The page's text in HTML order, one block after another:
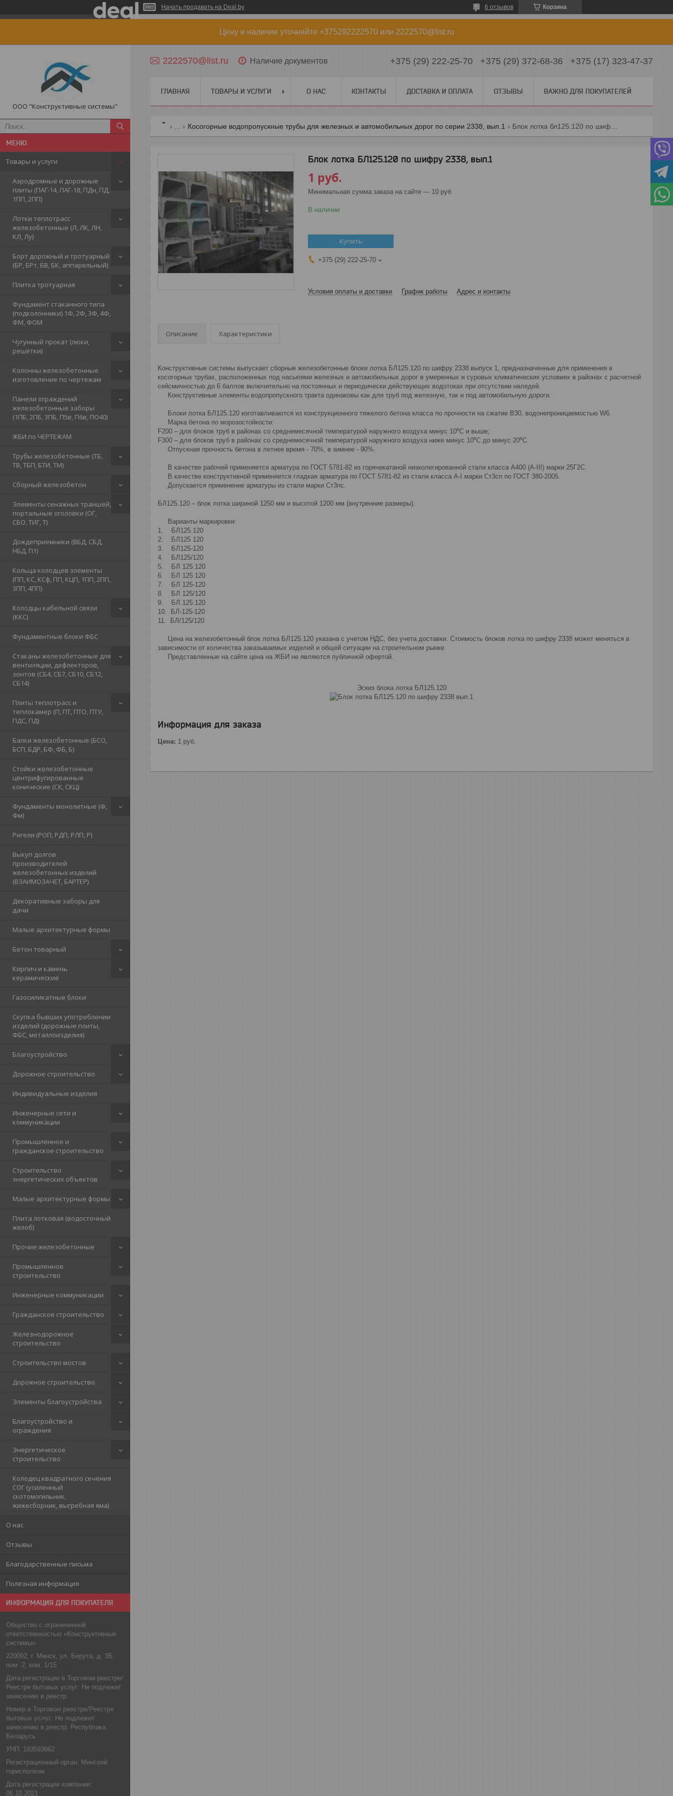
Начать продавать на Deal.by Корзина
6 отзывов
Цену и наличие уточняйте +375292222570 или 2222570@list.ru
ООО "Конструктивные системы"
Товары и услуги
Аэродромные и дорожные
плиты (ПАГ-14, ПАГ-18, ПДн, ПД,
1ПП, 2ПП)
Лотки теплотрасс
железобетонные (Л, ЛК, ЛН,
КЛ, Лу)
Борт дорожный и тротуарный
(БР, БРт, БВ, БК, аппарельный)
Плитка тротуарная
Фундамент стаканного типа
(подколонники) 1Ф, 2Ф, 3Ф, 4Ф,
ФМ, ФОМ
Чугунный прокат (люки,
решётки)
Колонны железобетонные
изготовление по чертежам
Панели ограждений
железобетонные заборы
(1ПБ, 2ПБ, 3ПБ, П5в, П6в, ПО40)
ЖБИ по ЧЕРТЕЖАМ
Трубы железобетонные (ТБ,
ТВ, ТБП, БТИ, ТМ)
Сборный железобетон
Элементы сенажных траншей,
портальные оголовки (ОГ,
СБО, ТИГ, Т)
Дождеприемники (ВБД, СБД,
НБД, П1)
Кольца колодцев элементы
(ПП, КС, КСф, ПП, КЦП, 1ПП, 2ПП,
3ПП, 4ПП)
Колодцы кабельной связи
(ККС)
Фундаментные блоки ФБС
Стаканы железобетонные для
вентиляции, дефлекторов,
зонтов (СБ4, СБ7, СБ10, СБ12,
СБ14)
Плиты теплотрасс и
теплокамер (П, ПТ, ПТО, ПТУ,
ПДС, ПД)
Балки железобетонные (БСО,
БСП, БДР, БФ, ФБ, Б)
Стойки железобетонные
центрифугированные
конические (СК, СКЦ)
Фундаменты монолитные (Ф,
Фм)
Ригели (РОП, РДП, РЛП, Р)
Выкуп долгов
производителей
железобетонных изделий
(ВЗАИМОЗАЧЁТ, БАРТЕР)
Декоративные заборы для
дачи
Малые архитектурные формы
Бетон товарный
Кирпич и камень
керамические
Газосиликатные блоки
Скупка бывших употреблении
изделий (дорожные плиты,
ФБС, металлоизделия)
Благоустройство
Дорожное строительство
Индивидуальные изделия
Инженерные сети и
коммуникации
Промышленное и
гражданское строительство
Строительство
энергетических объектов
Малые архитектурные формы
Плита лотковая (водосточный
желоб)
Прочие железобетонные
Промышленное
строительство
Инженерные коммуникации
Гражданское строительство
Железнодорожное
строительство
Строительство мостов
Дорожное строительство
Элементы благоустройства
Благоустройство и
ограждения
Энергетическое
строительство
Колодец квадратного сечения
СОГ (усиленный
скотомогильник,
жижесборник, выгребная яма)
О нас
Отзывы
Благодарственные письма
Полезная информация
ИНФОРМАЦИЯ ДЛЯ ПОКУПАТЕЛЯ
Общество с ограниченной
ответственностью «Конструктивные
системы»
220092, г. Минск, ул. Берута, д. 3Б,
пом. 2, ком. 1/15
Дата регистрации в Торговом реестре/
Реестре бытовых услуг: Не подлежит
занесению в реестр
Номер в Торговом реестре/Реестре
бытовых услуг: Не подлежит
занесению в реестр, Республика
Беларусь
УНП: 193593862
Регистрационный орган: Минский
горисполком
Дата регистрации компании:
06.10.2021
2222570@list.ru Наличие документов +375 (29) 222-25-70 +375 (29) 372-68-36 +375 (17) 323-47-37
ГЛАВНАЯ ТОВАРЫ И УСЛУГИ О НАС КОНТАКТЫ ДОСТАВКА И ОПЛАТА ОТЗЫВЫ ВАЖНО ДЛЯ ПОКУПАТЕЛЕЙ
Косогорные водопропускные трубы для железных и автомобильных дорог по серии 2338, вып.1
Блок лотка БЛ125.120 по шифру 2338, вып.1
1 руб.
Минимальная сумма заказа на сайте — 10 руб
В наличии
Купить
+375 (29) 222-25-70
Условия оплаты и доставки График работы Адрес и контакты
Описание Характеристики
Конструктивные системы выпускает сборные железобетонные блоки лотка БЛ125.120 по шифру 2338 выпуск 1, предназначенные для применения в
косогорных трубах, расположенных под насыпями железных и автомобильных дорог в умеренных и суровых климатических условиях в районах с расчетной
сейсмичностью до 6 баллов включительно на постоянных и периодически действующих водотоках при отсутствии наледей.
Конструктивные элементы водопропускного тракта одинаковы как для труб под железную, так и под автомобильную дороги.
Блоки лотка БЛ125.120 изготавливаются из конструкционного тяжелого бетона класса по прочности на сжатие В30, водонепроницаемостью W6.
Марка бетона по морозостойкости:
F200 – для блоков труб в районах со среднемесячной температурой наружного воздуха минус 10⁰С и выше;
F300 – для блоков труб в районах со среднемесячной температурой наружного воздуха ниже минус 10⁰С до минус 20⁰С.
Отпускная прочность бетона в летнее время - 70%, в зимнее - 90%.
В качестве рабочей применяется арматура по ГОСТ 5781-82 из горячекатаной низколегированной стали класса А400 (А-III) марки 25Г2С.
В качестве конструктивной применяется гладкая арматура по ГОСТ 5781-82 из стали класса А-I марки Ст3сп по ГОСТ 380-2005.
Допускается применение арматуры из стали марки Ст3пс.
БЛ125.120 – блок лотка шириной 1250 мм и высотой 1200 мм (внутренние размеры).
Варианты маркировки:
1. БЛ125.120
2. БЛ125 120
3. БЛ125-120
4. БЛ125/120
5. БЛ 125.120
6. БЛ 125 120
7. БЛ 125-120
8. БЛ 125/120
9. БЛ.125.120
10. БЛ-125-120
11. БЛ/125/120
Цена на железобетонный блок лотка БЛ125.120 указана с учетом НДС, без учета доставки. Стоимость блоков лотка по шифру 2338 может меняться в
зависимости от количества заказываемых изделий и общей ситуации на строительном рынке.
Представленные на сайте цена на ЖБИ не являются публичной офертой.
Эскиз блока лотка БЛ125.120
Информация для заказа
Цена: 1 руб.